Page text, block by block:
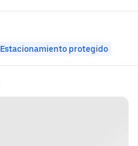
Estacionamiento protegido